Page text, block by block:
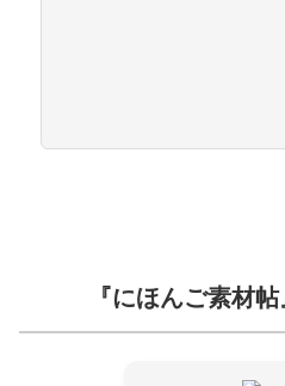
『にほんご素材